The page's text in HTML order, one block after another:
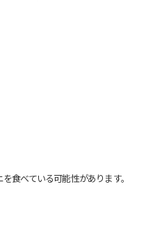
食べている可能性があります。